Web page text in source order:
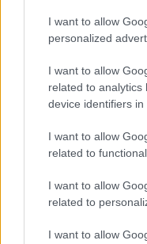
I want to allow
personalized
I want to allow
related to analytics
device identifiers in
I want to allow
related to
I want to allow
related to
I want to allow
Νίκος Μάντης
Άγρια Ακρόπολη”
εκδόσεις
Σελ. 222
Τιμή: 12,78
Νίκος Μάντης
Πέτρα ψαλίδι